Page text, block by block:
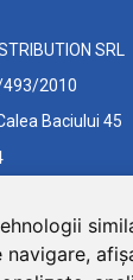
SRL
493/2010
Baciului 45